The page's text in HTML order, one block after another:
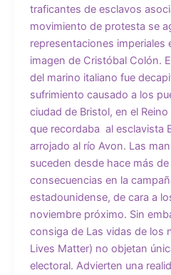
traficantes de esclavos
movimiento de protesta se
representaciones imperiales
imagen de Cristóbal Colón.
del marino italiano fue
sufrimiento causado a los
ciudad de Bristol, en el
que recordaba al esclavista
arrojado al río Avon. Las
suceden desde hace más
consecuencias en la
estadounidense, de cara a
noviembre próximo. Sin
consiga de Las vidas de los
Lives Matter) no objetan
electoral. Advierten una